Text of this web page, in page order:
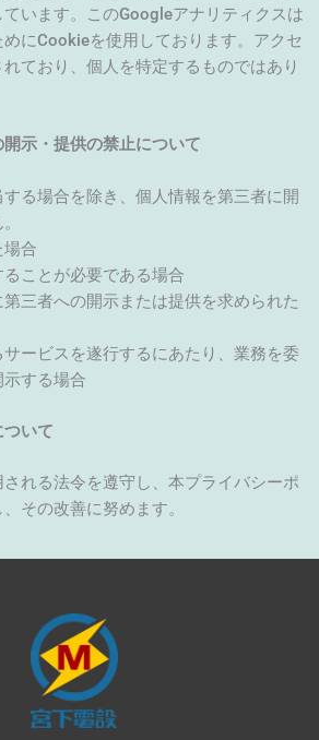
います。このGoogleアナリティクスは
にCookieを使用しております。アクセ
ており、個人を特定するものではあり
示・提供の禁止について
る場合を除き、個人情報を第三者に開
場合
ることが必要である場合
第三者への開示または提供を求められた
サービスを遂行するにあたり、業務を委
する場合
いて
れる法令を遵守し、本プライバシーポ
その改善に努めます。